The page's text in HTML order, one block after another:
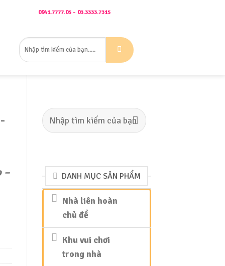
0941.7777.05 - 03.3333.7315
Tìm
kiếm:
Tìm
kiếm:
DANH MỤC SẢN PHẨM
Nhà liên hoàn
chủ đề
Khu vui chơi
trong nhà
–